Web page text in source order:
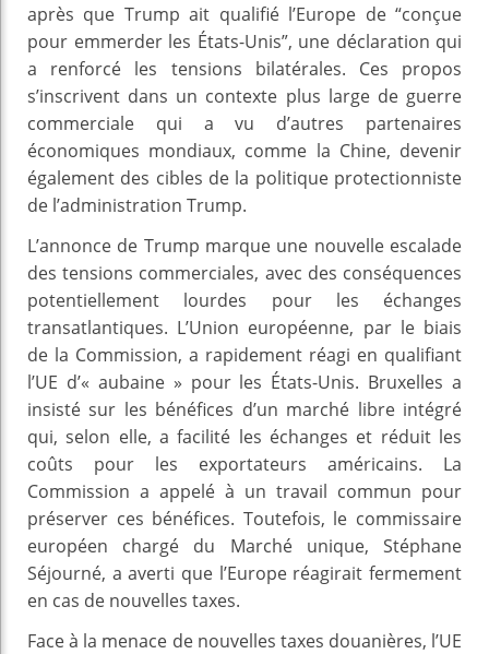
après que Trump ait qualifié l’Europe de “conçue
pour emmerder les États-Unis”, une déclaration qui
a renforcé les tensions bilatérales. Ces propos
s’inscrivent dans un contexte plus large de guerre
commerciale qui a vu d’autres partenaires
économiques mondiaux, comme la Chine, devenir
également des cibles de la politique protectionniste
de l’administration Trump.
L’annonce de Trump marque une nouvelle escalade
des tensions commerciales, avec des conséquences
potentiellement lourdes pour les échanges
transatlantiques. L’Union européenne, par le biais
de la Commission, a rapidement réagi en qualifiant
l’UE d’« aubaine » pour les États-Unis. Bruxelles a
insisté sur les bénéfices d’un marché libre intégré
qui, selon elle, a facilité les échanges et réduit les
coûts pour les exportateurs américains. La
Commission a appelé à un travail commun pour
préserver ces bénéfices. Toutefois, le commissaire
européen chargé du Marché unique, Stéphane
Séjourné, a averti que l’Europe réagirait fermement
en cas de nouvelles taxes.
Face à la menace de nouvelles taxes douanières, l’UE